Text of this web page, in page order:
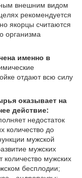
внешним видом
рекомендуется
якорцы считаются
организма
именно в
отдают всю силу
оказывает на
действие:
недостаток
количество до
мужской
мужских
количество мужских
бесплодии;